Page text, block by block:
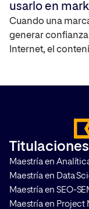
usarlo en
Cuando una
generar confianza
Internet, el
ayuda a construir
acelera el
decisiones de
contamos en qué
Maestría en
Maestría en Data
Maestría en SEO-
Maestría en Project